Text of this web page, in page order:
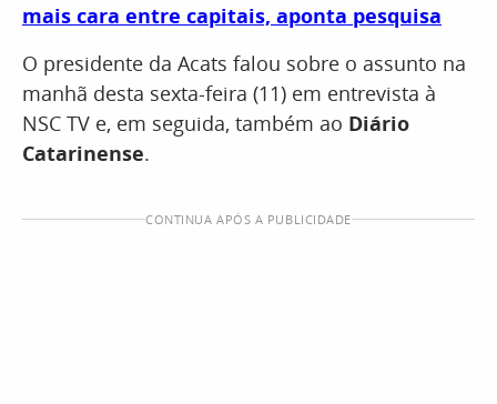
mais cara entre capitais, aponta pesquisa
O presidente da Acats falou sobre o assunto na
manhã desta sexta-feira (11) em entrevista à
NSC TV e, em seguida, também ao Diário
Catarinense.
CONTINUA APÓS A PUBLICIDADE